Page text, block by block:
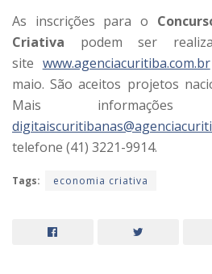
As inscrições para o
Criativa podem ser
site www.agenciacuritiba.com.br
maio. São aceitos projetos
Mais
telefone (41) 3221-9914.
Tags: economia criativa